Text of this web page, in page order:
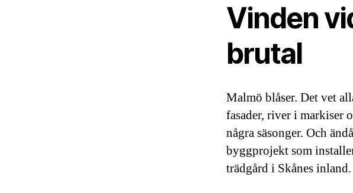
Vinden
brutal
Malmö blåser. Det vet
fasader, river i markiser
några säsonger. Och
byggprojekt som
trädgård i Skånes inland.